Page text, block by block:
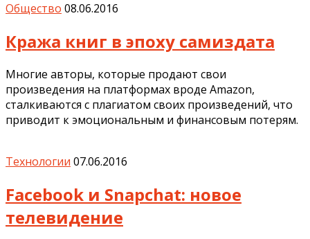
Общество 08.06.2016
Кража книг в эпоху самиздата
Многие авторы, которые продают свои
произведения на платформах вроде Amazon,
сталкиваются с плагиатом своих произведений, что
приводит к эмоциональным и финансовым потерям.
Технологии 07.06.2016
Facebook и Snapchat: новое
телевидение